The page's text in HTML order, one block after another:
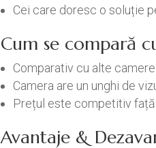
Cei care doresc o soluție
Cum se compară
Comparativ cu alte
Camera are un unghi de
Prețul este competitiv
Avantaje &